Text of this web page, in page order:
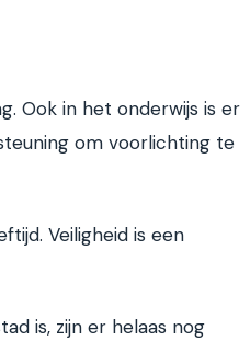
Ook in het onderwijs is er
om voorlichting te
Veiligheid is een
is, zijn er helaas nog